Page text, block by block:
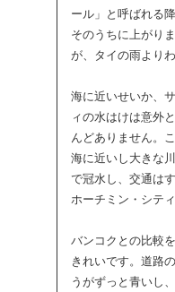
ール」と呼ばれる
そのうちに上がり
が、タイの雨より
海に近いせいか、
ィの水はけは意外
んどありません。
海に近いし大きな
で冠水し、交通は
ホーチミン・シテ
バンコクとの比較
きれいです。道路
うがずっと青いし